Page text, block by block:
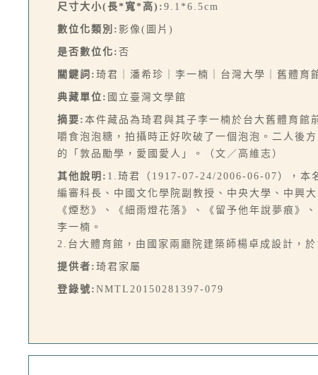
尺寸大小(長*寬*高): 9.1*6.5cm
數位化類別: 影像(圖片)
是否數位化: 否
關鍵詞: 琦君｜潘希珍｜李一楠｜台灣大學｜舊體育
典藏單位: 國立臺灣文學館
摘要: 本件藏品為琦君與其子李一楠於台大舊體育館
嚼食泡泡糖，拍攝時正好吹破了一個泡泡。二人後
的「敦品勵學，愛國愛人」。（文／高維志）
其他說明: 1.琦君（1917-07-24/2006-06-07），本
編審科長、中國文化學院副教授、中央大學、中興
《煙愁》、《細雨燈花落》、《留予他年說夢痕》
李一楠。
2.台大體育館，由國家兩廳院建築師楊卓成設計，
提供者: 琦君家屬
登錄號: NMTL20150281397-079